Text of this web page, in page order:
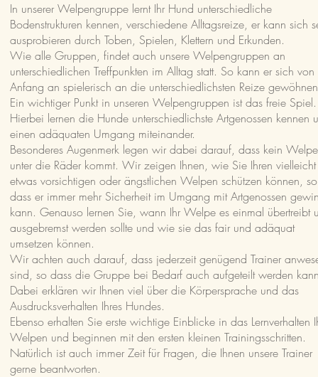
In unserer Welpengruppe lernt Ihr Hund unterschiedliche
Bodenstrukturen kennen, verschiedene Alltagsreize, er kann sich
ausprobieren durch Toben, Spielen, Klettern und Erkunden.
Wie alle Gruppen, findet auch unsere Welpengruppen an
unterschiedlichen Treffpunkten im Alltag statt. So kann er sich von
Anfang an spielerisch an die unterschiedlichsten Reize
Ein wichtiger Punkt in unseren Welpengruppen ist das freie Spiel.
Hierbei lernen die Hunde unterschiedlichste Artgenossen kennen
einen adäquaten Umgang miteinander.
Besonderes Augenmerk legen wir dabei darauf, dass kein Welpe
unter die Räder kommt. Wir zeigen Ihnen, wie Sie Ihren vielleicht
etwas vorsichtigen oder ängstlichen Welpen schützen können, so
dass er immer mehr Sicherheit im Umgang mit Artgenossen
kann. Genauso lernen Sie, wann Ihr Welpe es einmal übertreibt
ausgebremst werden sollte und wie sie das fair und adäquat
umsetzen können.
Wir achten auch darauf, dass jederzeit genügend Trainer
sind, so dass die Gruppe bei Bedarf auch aufgeteilt werden
Dabei erklären wir Ihnen viel über die Körpersprache und das
Ausdrucksverhalten Ihres Hundes.
Ebenso erhalten Sie erste wichtige Einblicke in das Lernverhalten
Welpen und beginnen mit den ersten kleinen Trainingsschritten.
Natürlich ist auch immer Zeit für Fragen, die Ihnen unsere Trainer
gerne beantworten.